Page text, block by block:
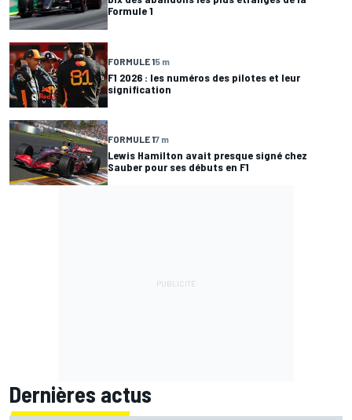
Formule 1
FORMULE 15 m
F1 2026 : les numéros des pilotes et leur
signification
FORMULE 17 m
Lewis Hamilton avait presque signé chez
Sauber pour ses débuts en F1
Dernières actus